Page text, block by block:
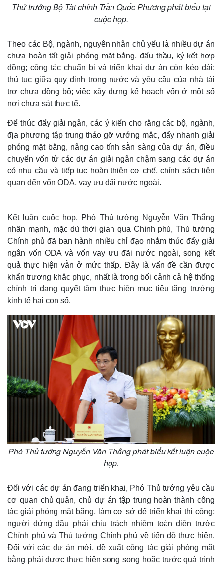
Thế giới
Cuộc sống đó đây
E-Magazine
Thứ trưởng Bộ Tài chính Trần Quốc Phương phát biểu tại
cuộc họp.
Theo các Bộ, ngành, nguyên nhân chủ yếu là nhiều dự án
chưa hoàn tất giải phóng mặt bằng, đấu thầu, ký kết hợp
đồng; công tác chuẩn bị và triển khai dự án còn kéo dài;
thủ tục giữa quy định trong nước và yêu cầu của nhà tài
trợ chưa đồng bộ; việc xây dựng kế hoạch vốn ở một số
nơi chưa sát thực tế.
Để thúc đẩy giải ngân, các ý kiến cho rằng các bộ, ngành,
địa phương tập trung tháo gỡ vướng mắc, đẩy nhanh giải
phóng mặt bằng, nâng cao tính sẵn sàng của dự án, điều
chuyển vốn từ các dự án giải ngân chậm sang các dự án
có nhu cầu và tiếp tục hoàn thiện cơ chế, chính sách liên
quan đến vốn ODA, vay ưu đãi nước ngoài.
Kết luận cuộc họp, Phó Thủ tướng Nguyễn Văn Thắng
nhấn mạnh, mặc dù thời gian qua Chính phủ, Thủ tướng
Chính phủ đã ban hành nhiều chỉ đạo nhằm thúc đẩy giải
ngân vốn ODA và vốn vay ưu đãi nước ngoài, song kết
quả thực hiện vẫn ở mức thấp. Đây là vấn đề cần được
khẩn trương khắc phục, nhất là trong bối cảnh cả hệ thống
chính trị đang quyết tâm thực hiện mục tiêu tăng trưởng
kinh tế hai con số.
Phó Thủ tướng Nguyễn Văn Thắng phát biểu kết luận cuộc
họp.
Đối với các dự án đang triển khai, Phó Thủ tướng yêu cầu
cơ quan chủ quản, chủ dự án tập trung hoàn thành công
tác giải phóng mặt bằng, làm cơ sở để triển khai thi công;
người đứng đầu phải chịu trách nhiệm toàn diện trước
Chính phủ và Thủ tướng Chính phủ về tiến độ thực hiện.
Đối với các dự án mới, đề xuất công tác giải phóng mặt
bằng phải được thực hiện song song hoặc trước quá trình